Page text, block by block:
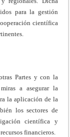
para la gestión
científica
Partes y con la
a asegurar la
la aplicación de la
los sectores de
científica y
financieros.